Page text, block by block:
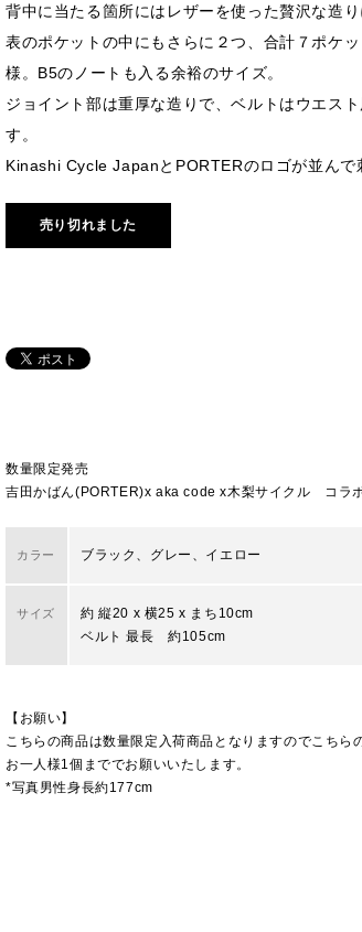
背中に当たる箇所にはレザーを使った贅沢な造り
表のポケットの中にもさらに２つ、合計７ポケ
様。B5のノートも入る余裕のサイズ。
ジョイント部は重厚な造りで、ベルトはウエス
す。
Kinashi Cycle JapanとPORTERのロゴが並んで
売り切れました
数量限定発売
吉田かばん(PORTER)x aka code x木梨サイクル コラ
カラー ブラック、グレー、イエロー
サイズ
約 縦20 x 横25 x まち10cm
ベルト 最長 約105cm
【お願い】
こちらの商品は数量限定入荷商品となりますのでこちら
お一人様1個まででお願いいたします。
*写真男性身長約177cm